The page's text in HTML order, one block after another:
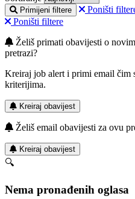
Primijeni filtere
Poništi
Poništi filtere
Želiš primati obavijesti o
pretrazi?
Kreiraj job alert i primi email čim
kriterijima.
Kreiraj obavijest
Želiš email obavijesti za ovu
Kreiraj obavijest
🔍
Nema pronađenih oglasa